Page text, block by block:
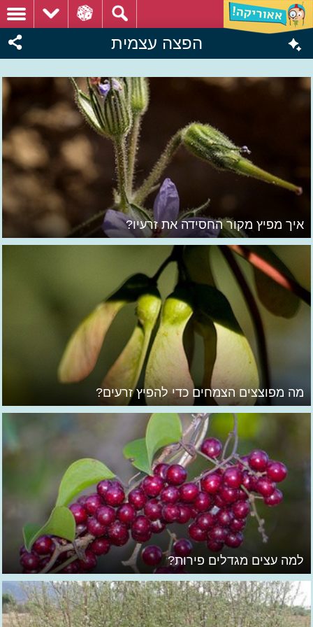
הפצה עצמית
איך מפיץ מקור החסידה את זרעיו?
מה מפוצצים הצמחים כדי להפיץ זרעים?
למה עצים מגדלים פירות?